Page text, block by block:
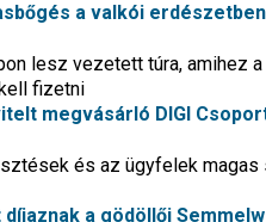
a valkói
lesz vezetett túra, amihez
fizetni
megvásárló DIGI
és az ügyfelek
a gödöllői